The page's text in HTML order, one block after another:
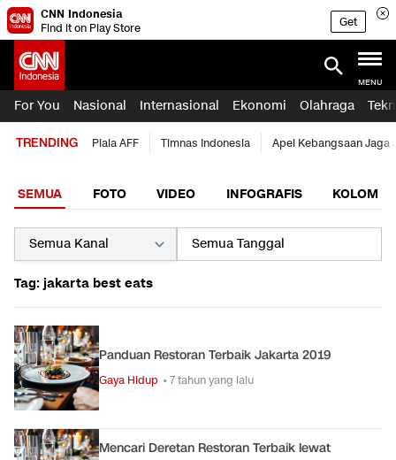
CNN Indonesia
Find it on Play Store
Get
MENU
For You Nasional Internasional Ekonomi Olahraga
TRENDING Piala AFF Timnas Indonesia Apel Kebangsaan Jaga
SEMUA FOTO VIDEO INFOGRAFIS KOLOM
Tag: jakarta best eats
Panduan Restoran Terbaik Jakarta 2019
Gaya Hidup • 7 tahun yang lalu
Mencari Deretan Restoran Terbaik lewat